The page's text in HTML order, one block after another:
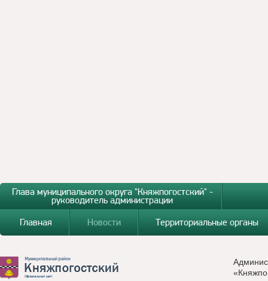
Глава муниципального округа "Княжпогостский" -
руководитель администрации
Главная
Новости Территориальные органы